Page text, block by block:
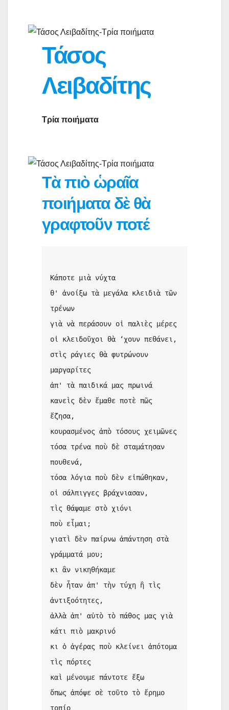
Τάσος
Λειβαδίτης
Τρία ποιήματα
Τὰ πιὸ ὡραῖα
ποιήματα δὲ θὰ
γραφτοῦν ποτέ
Κάποτε μιὰ νύχτα
θ' ἀνοίξω τὰ μεγάλα κλειδιὰ τῶν
τρένων
γιὰ νὰ περάσουν οἱ παλιὲς μέρες
στὶς ράγιες θὰ φυτρώνουν
μαργαρίτες
ἀπ' τὰ παιδικά μας πρωινά
κανεὶς δὲν ἔμαθε ποτὲ πῶς
ἔζησα,
κουρασμένος ἀπὸ τόσους χειμῶνες
τόσα τρένα ποὺ δὲ σταμάτησαν
πουθενά,
τόσα λόγια ποὺ δὲν εἰπώθηκαν,
οἱ σάλπιγγες βράχνιασαν,
τὶς θάψαμε στὸ χιόνι
ποὺ εἶμαι;
γιατὶ δὲν παίρνω ἀπάντηση στὰ
γράμματά μου;
κι ἂν νικηθήκαμε
δὲν ἦταν ἀπ' τὴν τύχη ἢ τὶς
ἀντιξοότητες,
ἀλλὰ ἀπ' αὐτὸ τὸ πάθος μας γιὰ
κάτι πιὸ μακρινό
κι ὁ ἀγέρας ποὺ κλείνει ἀπότομα
τὶς πόρτες
καὶ μένουμε πάντοτε ἔξω
ὅπως ἀπόψε σὲ τοῦτο τὸ ἔρημο
τοπίο